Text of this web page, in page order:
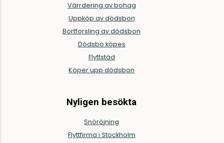
Värrdering av bohag
Uppköp av dödsbon
Bortforsling av dödsbon
Dödsbo köpes
Flyttstäd
Köper upp dödsbon
Nyligen besökta
Snöröjning
Flyttfirma i Stockholm